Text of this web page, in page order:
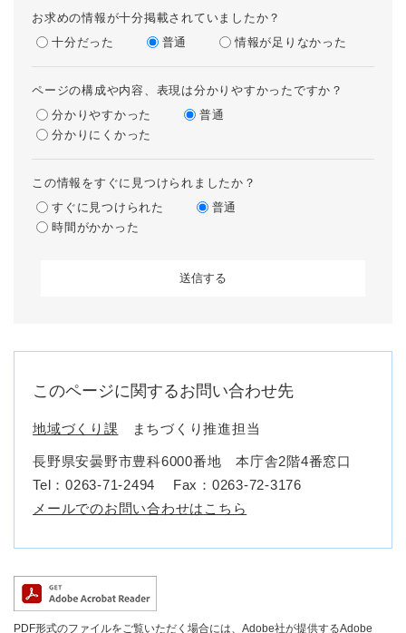
お求めの情報が十分掲載されていましたか？
十分だった
普通 情報が足りなかった
ページの構成や内容、表現は分かりやすかったですか？
分かりやすかった
普通
分かりにくかった
この情報をすぐに見つけられましたか？
すぐに見つけられた
普通
時間がかかった
このページに関するお問い合わせ先
地域づくり課 まちづくり推進担当
長野県安曇野市豊科6000番地 本庁舎2階4番窓口
Tel：0263-71-2494
Fax：0263-72-3176
メールでのお問い合わせはこちら
PDF形式のファイルをご覧いただく場合には、Adobe社が提供するAdobe